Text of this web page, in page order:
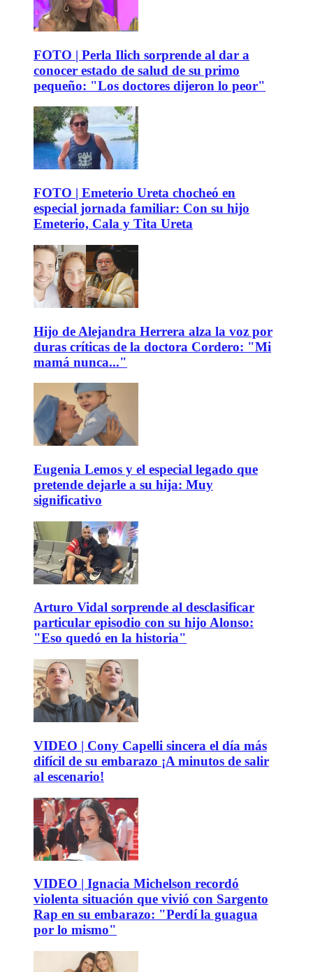
FOTO | Perla Ilich sorprende al dar a
conocer estado de salud de su primo
pequeño: "Los doctores dijeron lo peor"
FOTO | Emeterio Ureta chocheó en
especial jornada familiar: Con su hijo
Emeterio, Cala y Tita Ureta
Hijo de Alejandra Herrera alza la voz por
duras críticas de la doctora Cordero: "Mi
mamá nunca..."
Eugenia Lemos y el especial legado que
pretende dejarle a su hija: Muy
significativo
Arturo Vidal sorprende al desclasificar
particular episodio con su hijo Alonso:
"Eso quedó en la historia"
VIDEO | Cony Capelli sincera el día más
difícil de su embarazo ¡A minutos de salir
al escenario!
VIDEO | Ignacia Michelson recordó
violenta situación que vivió con Sargento
Rap en su embarazo: "Perdí la guagua
por lo mismo"